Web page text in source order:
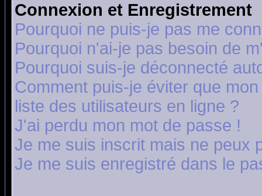
Connexion et Enregistrement
Pourquoi ne puis-je pas me
Pourquoi n'ai-je pas besoin de
Pourquoi suis-je déconnecté
Comment puis-je éviter que
liste des utilisateurs en ligne ?
J'ai perdu mon mot de passe !
Je me suis inscrit mais ne peux
Je me suis enregistré dans le